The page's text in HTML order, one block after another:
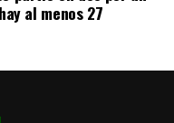
al menos 27